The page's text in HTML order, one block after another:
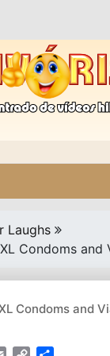
Laughs
Condoms and
Condoms and